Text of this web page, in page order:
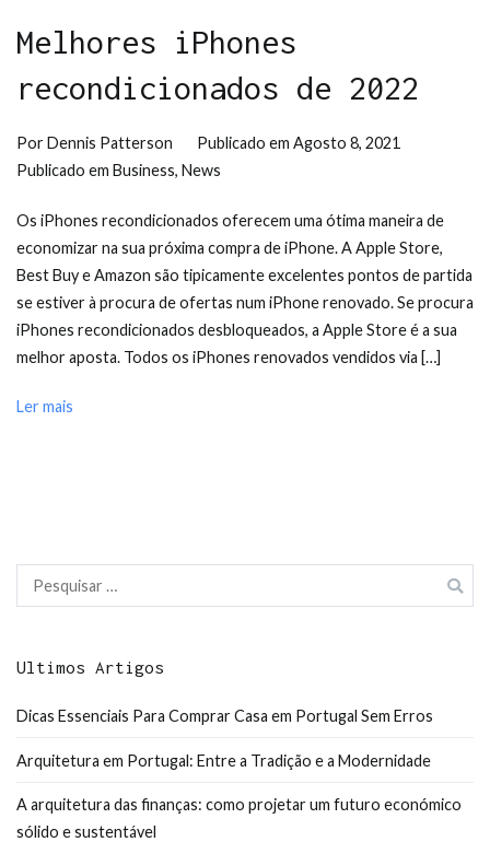
Melhores iPhones
recondicionados de 2022
PorDennis Patterson Publicado em Agosto 8, 2021
Publicado em Business, News
Os iPhones recondicionados oferecem uma ótima maneira de
economizar na sua próxima compra de iPhone. A Apple Store,
Best Buy e Amazon são tipicamente excelentes pontos de partida
se estiver à procura de ofertas num iPhone renovado. Se procura
iPhones recondicionados desbloqueados, a Apple Store é a sua
melhor aposta. Todos os iPhones renovados vendidos via […]
Ler mais
Pesquisar
por:
Ultimos Artigos
Dicas Essenciais Para Comprar Casa em Portugal Sem Erros
Arquitetura em Portugal: Entre a Tradição e a Modernidade
A arquitetura das finanças: como projetar um futuro económico
sólido e sustentável